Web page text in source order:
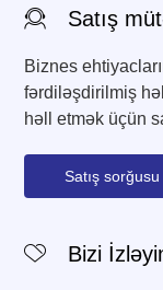
Satış
Biznes
fərdiləşdirilmiş
həll etmək üçün
Satış sorğusu
Bizi